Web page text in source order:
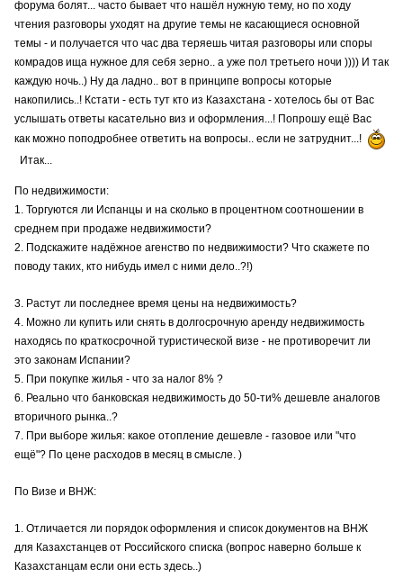
форума болят... часто бывает что нашёл нужную тему, но по ходу
чтения разговоры уходят на другие темы не касающиеся основной
темы - и получается что час два теряешь читая разговоры или споры
комрадов ища нужное для себя зерно.. а уже пол третьего ночи )))) И так
каждую ночь..) Ну да ладно.. вот в принципе вопросы которые
накопились..! Кстати - есть тут кто из Казахстана - хотелось бы от Вас
услышать ответы касательно виз и оформления...! Попрошу ещё Вас
как можно поподробнее ответить на вопросы.. если не затруднит...!
Итак...
По недвижимости:
1. Торгуются ли Испанцы и на сколько в процентном соотношении в
среднем при продаже недвижимости?
2. Подскажите надёжное агенство по недвижимости? Что скажете по
поводу таких, кто нибудь имел с ними дело..?!)
3. Растут ли последнее время цены на недвижимость?
4. Можно ли купить или снять в долгосрочную аренду недвижимость
находясь по краткосрочной туристической визе - не противоречит ли
это законам Испании?
5. При покупке жилья - что за налог 8% ?
6. Реально что банковская недвижимость до 50-ти% дешевле аналогов
вторичного рынка..?
7. При выборе жилья: какое отопление дешевле - газовое или "что
ещё"? По цене расходов в месяц в смысле. )
По Визе и ВНЖ:
1. Отличается ли порядок оформления и список документов на ВНЖ
для Казахстанцев от Российского списка (вопрос наверно больше к
Казахстанцам если они есть здесь..)